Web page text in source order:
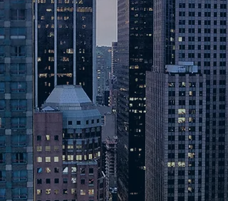
INMIGRACIÓN
PENAL
CIVIL
TESTIMONIOS
Reserve una consulta